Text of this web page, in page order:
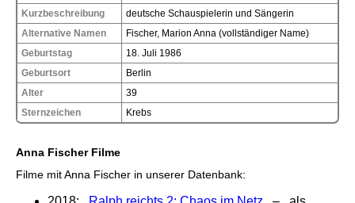
Kurzbeschreibung
deutsche Schauspielerin und Sängerin
Alternative Namen
Fischer, Marion Anna (vollständiger Name)
Geburtstag
18. Juli 1986
Geburtsort
Berlin
Alter
39
Sternzeichen
Krebs
Anna Fischer Filme
Filme mit Anna Fischer in unserer Datenbank: